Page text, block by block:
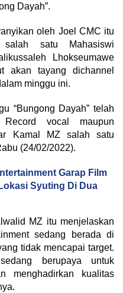
Dayah”.
oleh Joel CMC itu
salah satu Mahasiswi
Lhokseumawe
akan tayang dichannel
minggu ini.
“Bungong Dayah” telah
vocal maupun
Kamal MZ salah satu
(24/02/2022).
Garap Film
Syuting Di Dua
MZ itu menjelaskan
sedang berada di
tidak mencapai target.
berupaya untuk
menghadirkan kualitas